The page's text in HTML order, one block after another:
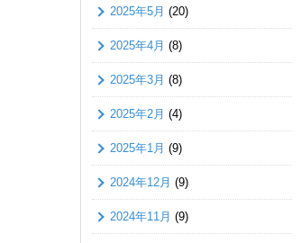
2025年5月 (20)
2025年4月 (8)
2025年3月 (8)
2025年2月 (4)
2025年1月 (9)
2024年12月 (9)
2024年11月 (9)